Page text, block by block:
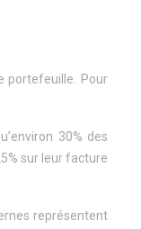
portefeuille. Pour
30% des
sur leur facture
représentent